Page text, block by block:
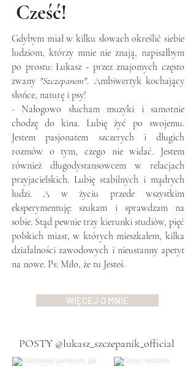
Cześć!
Gdybym miał w kilku słowach określić siebie
ludziom, którzy mnie nie znają, napisałbym
po prostu: Łukasz - przez znajomych często
zwany "Szczepanem". Ambiwertyk kochający
słońce, naturę i psy!
- Nałogowo słucham muzyki i samotnie
chodzę do kina. Lubię żyć po swojemu.
Jestem pasjonatem szczerych i długich
rozmów o tym, czego nie widać. Jestem
również długodystansowcem w relacjach
przyjacielskich. Lubię stabilnych i mądrych
ludzi. A w życiu przede wszystkim
eksperymentuję: szukam i sprawdzam na
sobie. Stąd pewnie trzy kierunki studiów, pięć
polskich miast, w których mieszkałem, kilka
działalności zawodowych i nieustanny apetyt
na nowe. Ps: Miło, że tu Jesteś.
WIĘCEJ O MNIE
POSTY @lukasz_szczepanik_official